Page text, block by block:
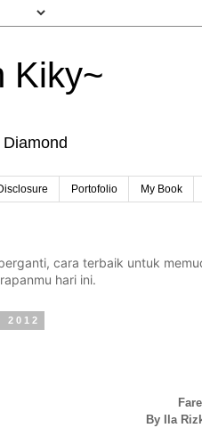
Kiky~
Portofolio My Book
cara terbaik untuk
hari ini.
2012
By Ila